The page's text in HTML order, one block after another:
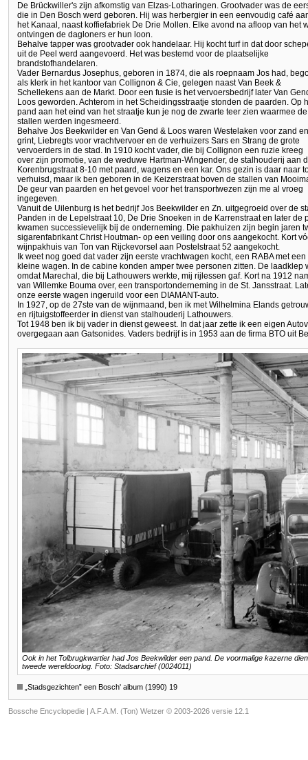
De Brückwiller's zijn afkomstig van Elzas-Lotharingen. Grootvader was de
die in Den Bosch werd geboren. Hij was herbergier in een eenvoudig café
het Kanaal, naast koffiefabriek De Drie Mollen. Elke avond na afloop van het
ontvingen de dagloners er hun loon.
Behalve tapper was grootvader ook handelaar. Hij kocht turf in dat door
uit de Peel werd aangevoerd. Het was bestemd voor de plaatselijke
brandstofhandelaren.
Vader Bernardus Josephus, geboren in 1874, die als roepnaam Jos had,
als klerk in het kantoor van Collignon & Cie, gelegen naast Van Beek &
Schellekens aan de Markt. Door een fusie is het vervoersbedrijf later Van
Loos geworden. Achterom in het Scheidingsstraatje stonden de paarden. Op
pand aan het eind van het straatje kun je nog de zwarte teer zien waarmee de
stallen werden ingesmeerd.
Behalve Jos Beekwilder en Van Gend & Loos waren Westelaken voor zand en
grint, Liebregts voor vrachtvervoer en de verhuizers Sars en Strang de grote
vervoerders in de stad. In 1910 kocht vader, die bij Collignon een ruzie kreeg
over zijn promotie, van de weduwe Hartman-Wingender, de stalhouderij aan
Korenbrugstraat 8-10 met paard, wagens en een kar. Ons gezin is daar naar
verhuisd, maar ik ben geboren in de Keizerstraat boven de stallen van
De geur van paarden en het gevoel voor het transportwezen zijn me al vroeg
ingegeven.
Vanuit de Uilenburg is het bedrijf Jos Beekwilder en Zn. uitgegroeid over de
Panden in de Lepelstraat 10, De Drie Snoeken in de Karrenstraat en later
kwamen successievelijk bij de onderneming. Die pakhuizen zijn begin jaren
sigarenfabrikant Christ Houtman- op een veiling door ons aangekocht. Kort
wijnpakhuis van Ton van Rijckevorsel aan Postelstraat 52 aangekocht.
Ik weet nog goed dat vader zijn eerste vrachtwagen kocht, een RABA met
kleine wagen. In de cabine konden amper twee personen zitten. De laadklep
omdat Marechal, die bij Lathouwers werkte, mij rijlessen gaf. Kort na 1912
van Willemke Bouma over, een transportonderneming in de St. Jansstraat.
onze eerste wagen ingeruild voor een DIAMANT-auto.
In 1927, op de 27ste van de wijnmaand, ben ik met Wilhelmina Elands
en rijtuigstoffeerder in dienst van stalhouderij Lathouwers.
Tot 1948 ben ik bij vader in dienst geweest. In dat jaar zette ik een eigen
overgegaan aan Gatsonides. Vaders bedrijf is in 1953 aan de firma BTO uit
Ook in het Tolbrugkwartier had Jos Beekwilder een pand. De voormalige kazerne
tweede wereldoorlog. Foto: Stadsarchief (0024011)
„Stadsgezichten” een Bosch' album (1990) 19
Bossche Encyclopedie | A.F.A.M. (Ton) Wetzer © 2003-2026 versie 12.1